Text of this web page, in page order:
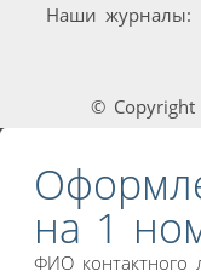
Наши журналы:
© Copyright
на 1
ФИО контактного